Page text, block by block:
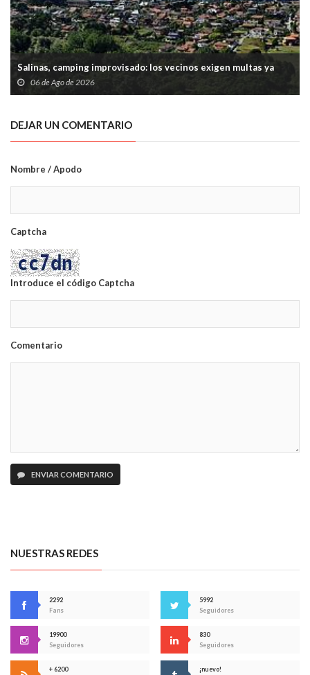
Salinas, camping improvisado: los vecinos exigen multas ya
06 de Ago de 2026
DEJAR UN COMENTARIO
Nombre / Apodo
Captcha
Introduce el código Captcha
Comentario
ENVIAR COMENTARIO
NUESTRAS REDES
2292
Fans
5992
Seguidores
19900
Seguidores
830
Seguidores
+ 6200
¡nuevo!